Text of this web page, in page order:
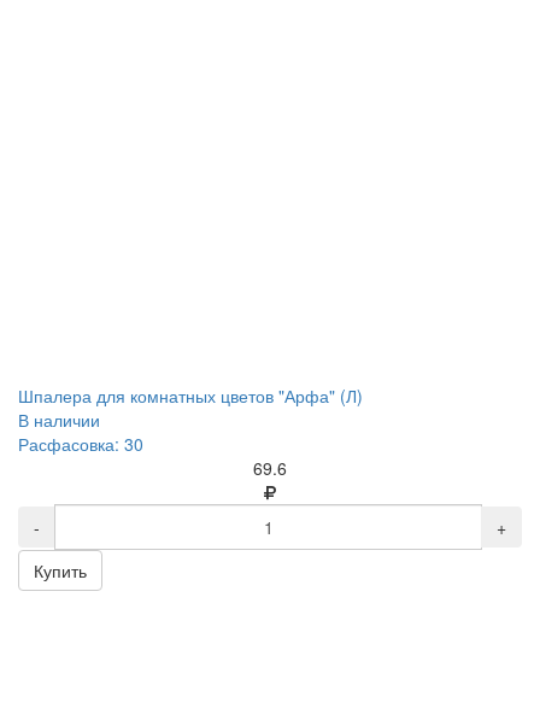
Шпалера для комнатных цветов "Арфа" (Л)
В наличии
Расфасовка: 30
69.6
-
+
Купить